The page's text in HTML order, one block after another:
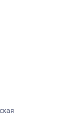
основе 392 оценок